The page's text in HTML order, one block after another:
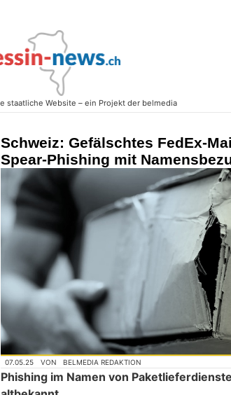
Schweiz: Gefälschtes FedEx-
Spear-Phishing mit
07.05.25 VON BELMEDIA REDAKTION
Phishing im Namen von